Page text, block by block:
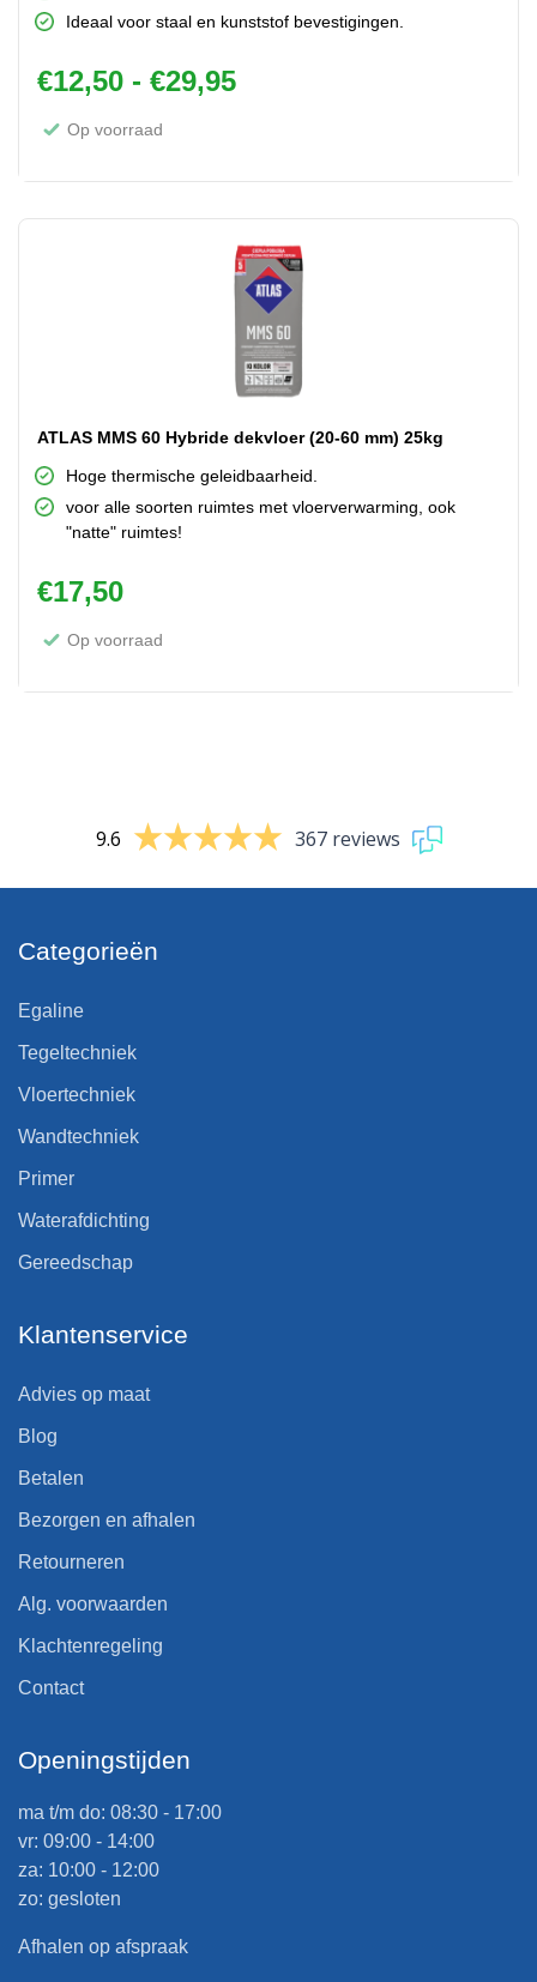
Ideaal voor staal en kunststof bevestigingen.
€12,50 - €29,95Prijsklasse: €12,50 tot
Op voorraad
ATLAS MMS 60 Hybride dekvloer (20-60 mm) 25kg
Hoge thermische geleidbaarheid.
voor alle soorten ruimtes met vloerverwarming, ook
"natte" ruimtes!
€17,50
Op voorraad
9.6 367 reviews
Categorieën
Egaline
Tegeltechniek
Vloertechniek
Wandtechniek
Primer
Waterafdichting
Gereedschap
Klantenservice
Advies op maat
Blog
Betalen
Bezorgen en afhalen
Retourneren
Alg. voorwaarden
Klachtenregeling
Contact
Openingstijden
ma t/m do: 08:30 - 17:00
vr: 09:00 - 14:00
za: 10:00 - 12:00
zo: gesloten
Afhalen op afspraak